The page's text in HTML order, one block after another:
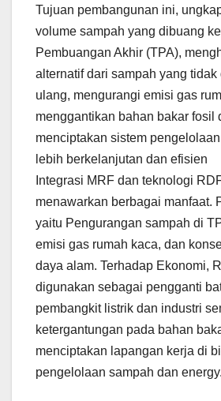
Tujuan pembangunan ini,
volume sampah yang dibuang
Pembuangan Akhir (TPA),
alternatif dari sampah yang tidak
ulang, mengurangi emisi gas
menggantikan bahan bakar fosil
menciptakan sistem
lebih berkelanjutan dan efisien
Integrasi MRF dan teknologi
menawarkan berbagai manfaat.
yaitu Pengurangan sampah di
emisi gas rumah kaca, dan
daya alam. Terhadap Ekonomi,
digunakan sebagai pengganti
pembangkit listrik dan industri
ketergantungan pada bahan
menciptakan lapangan kerja di
pengelolaan sampah dan energy.